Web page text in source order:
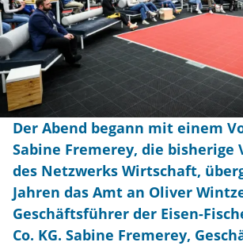
Der Abend begann mit einem
Sabine Fremerey, die bisherige
des Netzwerks Wirtschaft,
Jahren das Amt an Oliver
Geschäftsführer der Eisen-
Co. KG. Sabine Fremerey,